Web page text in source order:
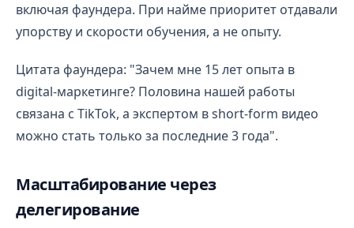
включая фаундера. При найме приоритет отдавали
упорству и скорости обучения, а не опыту.
Цитата фаундера: "Зачем мне 15 лет опыта в
digital-маркетинге? Половина нашей работы
связана с TikTok, а экспертом в short-form видео
можно стать только за последние 3 года".
Масштабирование через
делегирование